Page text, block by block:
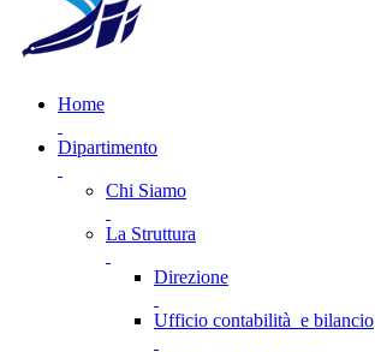
Home
Dipartimento
Chi Siamo
La Struttura
Direzione
Ufficio contabilità e bilancio